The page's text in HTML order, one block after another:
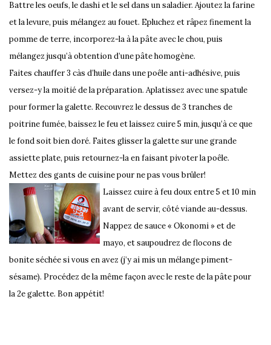
Battre les oeufs, le dashi et le sel dans un saladier. Ajoutez la farine
et la levure, puis mélangez au fouet. Epluchez et râpez finement la
pomme de terre, incorporez-la à la pâte avec le chou, puis
mélangez jusqu’à obtention d’une pâte homogène.
Faites chauffer 3 càs d’huile dans une poêle anti-adhésive, puis
versez-y la moitié de la préparation. Aplatissez avec une spatule
pour former la galette. Recouvrez le dessus de 3 tranches de
poitrine fumée, baissez le feu et laissez cuire 5 min, jusqu’à ce que
le fond soit bien doré. Faites glisser la galette sur une grande
assiette plate, puis retournez-la en faisant pivoter la poêle.
Mettez des gants de cuisine pour ne pas vous brûler!
Laissez cuire à feu doux entre 5 et 10 min
avant de servir, côté viande au-dessus.
Nappez de sauce « Okonomi » et de
mayo, et saupoudrez de flocons de
bonite séchée si vous en avez (j’y ai mis un mélange piment-
sésame). Procédez de la même façon avec le reste de la pâte pour
la 2e galette. Bon appétit!